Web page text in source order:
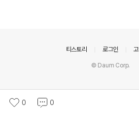
0 0
티스토리 로그인
© Daum Corp.